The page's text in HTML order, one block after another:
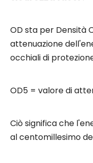
OD sta per Densità
attenuazione
occhiali di
OD5 = valore di
Ciò significa che
al centomillesimo